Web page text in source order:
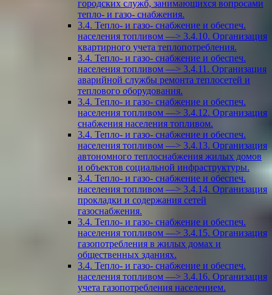
городских служб, занимающихся вопросами
тепло- и газо- снабжения.
3.4. Тепло- и газо- снабжение и обеспеч.
населения топливом —> 3.4.10. Организация
квартирного учета теплопотребления.
3.4. Тепло- и газо- снабжение и обеспеч.
населения топливом —> 3.4.11. Организация
аварийной службы ремонта теплосетей и
теплового оборудования.
3.4. Тепло- и газо- снабжение и обеспеч.
населения топливом —> 3.4.12. Организация
снабжения населения топливом.
3.4. Тепло- и газо- снабжение и обеспеч.
населения топливом —> 3.4.13. Организация
автономного теплоснабжения жилых домов
и объектов социальной инфраструктуры.
3.4. Тепло- и газо- снабжение и обеспеч.
населения топливом —> 3.4.14. Организация
прокладки и содержания сетей
газоснабжения.
3.4. Тепло- и газо- снабжение и обеспеч.
населения топливом —> 3.4.15. Организация
газопотребления в жилых домах и
общественных зданиях.
3.4. Тепло- и газо- снабжение и обеспеч.
населения топливом —> 3.4.16. Организация
учета газопотребления населением.